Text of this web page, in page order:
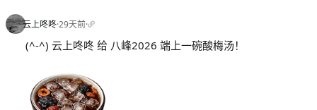
云上咚咚·29天前·
(^-^) 云上咚咚 给 八峰2026 端上一碗酸梅汤！